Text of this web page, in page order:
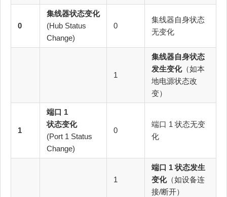
0
集线器状态变化
(Hub Status
Change)
0
集线器自身状态
无变化
1
集线器自身状态
发生变化（如本
地电源状态改
变）
1
端口 1
状态变化
(Port 1 Status
Change)
0
端口 1 状态无变
化
1
端口 1 状态发生
变化（如设备连
接/断开）